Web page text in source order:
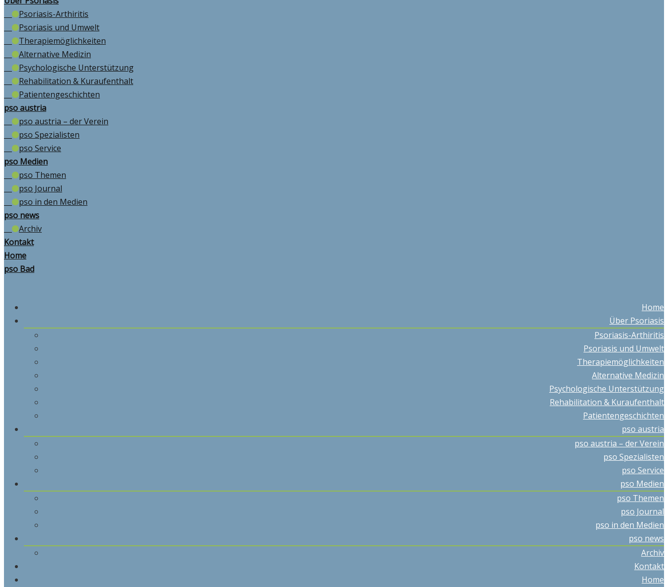
Psoriasis-Arthiritis
Psoriasis und Umwelt
Therapiemöglichkeiten
Alternative Medizin
Psychologische Unterstützung
Rehabilitation & Kuraufenthalt
Patientengeschichten
pso austria
pso austria – der Verein
pso Spezialisten
pso Service
pso Medien
pso Themen
pso Journal
pso in den Medien
pso news
Archiv
Kontakt
Home
pso Bad
Home
Über Psoriasis
Psoriasis-Arthiritis
Psoriasis und Umwelt
Therapiemöglichkeiten
Alternative Medizin
Psychologische Unterstützung
Rehabilitation & Kuraufenthalt
Patientengeschichten
pso austria
pso austria – der Verein
pso Spezialisten
pso Service
pso Medien
pso Themen
pso Journal
pso in den Medien
pso news
Archiv
Kontakt
Home